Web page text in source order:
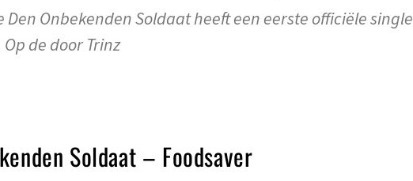
Den Onbekenden Soldaat heeft een eerste officiële single
de door Trinz
Soldaat – Foodsaver